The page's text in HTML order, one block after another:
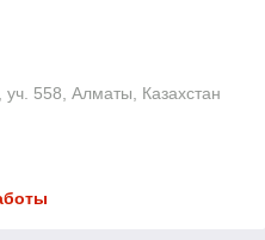
558, Алматы, Казахстан